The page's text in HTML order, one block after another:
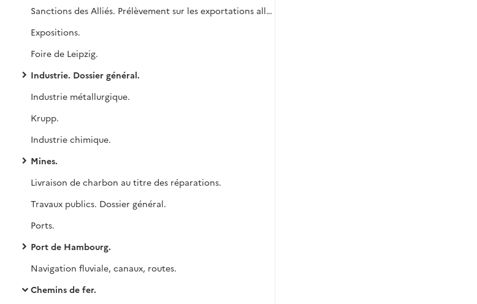
Sanctions des Alliés. Prélèvement sur les exportations allemandes.
Expositions.
Foire de Leipzig.
Industrie. Dossier général.
Industrie métallurgique.
Krupp.
Industrie chimique.
Mines.
Livraison de charbon au titre des réparations.
Travaux publics. Dossier général.
Ports.
Port de Hambourg.
Navigation fluviale, canaux, routes.
Chemins de fer.